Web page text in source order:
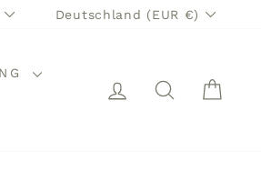
WÄHRUNG
Deutschland (EUR €)
EINLOGGEN
SUCHE